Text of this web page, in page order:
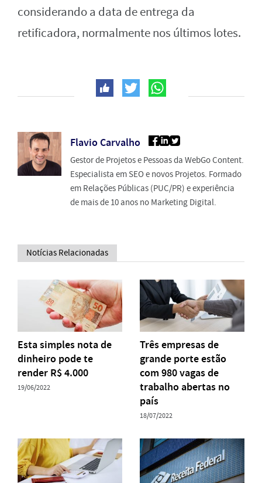
considerando a data de entrega da
retificadora, normalmente nos últimos lotes.
Flavio Carvalho
Gestor de Projetos e Pessoas da WebGo Content.
Especialista em SEO e novos Projetos. Formado
em Relações Públicas (PUC/PR) e experiência
de mais de 10 anos no Marketing Digital.
Notícias Relacionadas
Esta simples nota de
dinheiro pode te
render R$ 4.000
19/06/2022
Três empresas de
grande porte estão
com 980 vagas de
trabalho abertas no
país
18/07/2022